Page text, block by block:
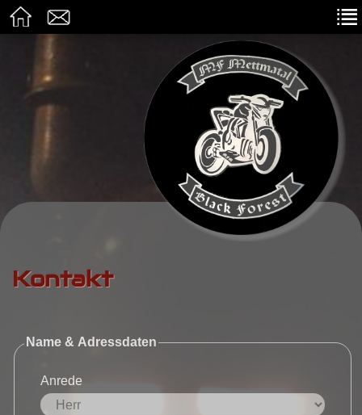
Kontakt
Name & Adressdaten
Anrede